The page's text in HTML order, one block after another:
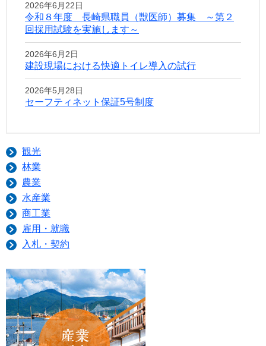
2026年6月22日
令和８年度 長崎県職員（獣医師）募集 ～第２
回採用試験を実施します～
2026年6月2日
建設現場における快適トイレ導入の試行
2026年5月28日
セーフティネット保証5号制度
観光
林業
農業
水産業
商工業
雇用・就職
入札・契約